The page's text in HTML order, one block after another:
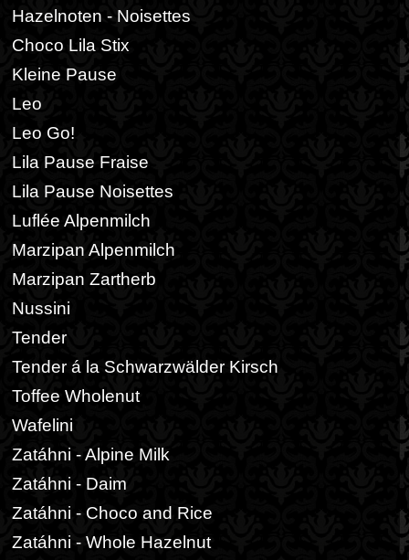
Hazelnoten - Noisettes
Choco Lila Stix
Kleine Pause
Leo
Leo Go!
Lila Pause Fraise
Lila Pause Noisettes
Luflée Alpenmilch
Marzipan Alpenmilch
Marzipan Zartherb
Nussini
Tender
Tender á la Schwarzwälder Kirsch
Toffee Wholenut
Wafelini
Zatáhni - Alpine Milk
Zatáhni - Daim
Zatáhni - Choco and Rice
Zatáhni - Whole Hazelnut